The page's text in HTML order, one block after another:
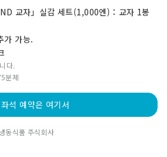
교자」실감 세트(1,000엔)：교자 1봉
가 가능.
다.
분제
좌석 예약은 여기서
동식품 주식회사